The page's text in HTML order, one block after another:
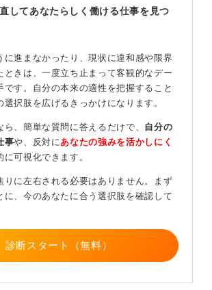
基本！ 時間を有効活用するために質
を申し込む際にはいくつか気を付けたい
ます。まず、相手の忙しさを考慮し、丁
ルやメッセージで依頼をしましょう。
えれば幸いです」といった、相手の時間
を示すことが大切です。
、相手も快く応じてくれやすくなりま
り活かすことがポイントです。ES提出後
情報収集して自分の納得感を高めていき
してあなたらしく働ける仕事を見つ
に進まなかったり、現状に違和感や限界
ときは、一度立ち止まって客観的なデー
です。自分の本来の適性を把握すること
選択肢を広げるきっかけになります。
ら、簡単な質問に答えるだけで、 自分の
事や、反対に あなたの強みを活かしにく
に可視化できます。
りに左右される必要はありません。まず
に、今のあなたに合う選択肢を確認して
診断スタート（無料）